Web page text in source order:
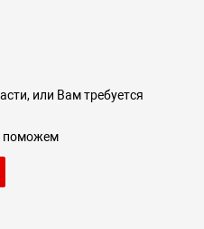
или Вам требуется
поможем